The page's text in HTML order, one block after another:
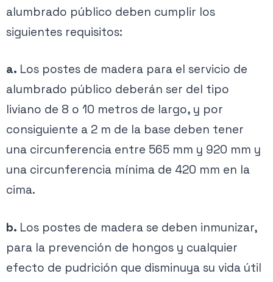
alumbrado público deben cumplir los
siguientes requisitos:
a. Los postes de madera para el servicio de
alumbrado público deberán ser del tipo
liviano de 8 o 10 metros de largo, y por
consiguiente a 2 m de la base deben tener
una circunferencia entre 565 mm y 920 mm y
una circunferencia mínima de 420 mm en la
cima.
b. Los postes de madera se deben inmunizar,
para la prevención de hongos y cualquier
efecto de pudrición que disminuya su vida útil